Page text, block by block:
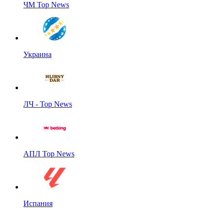
ЧМ Top News
Украина
ЛЧ - Top News
АПЛ Top News
Испания